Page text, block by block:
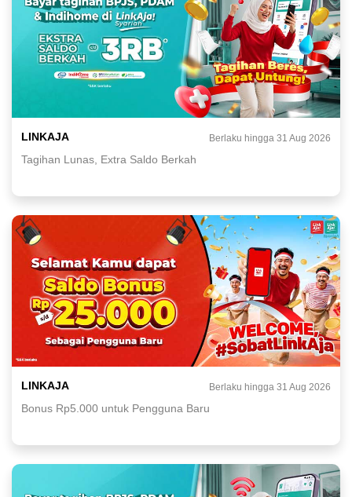
LINKAJA Berlaku hingga 31 Aug 2026
Tagihan Lunas, Extra Saldo Berkah
LINKAJA Berlaku hingga 31 Aug 2026
Bonus Rp5.000 untuk Pengguna Baru